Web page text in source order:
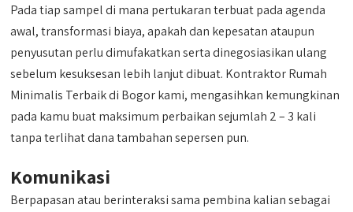
Pada tiap sampel di mana pertukaran terbuat pada agenda
awal, transformasi biaya, apakah dan kepesatan ataupun
penyusutan perlu dimufakatkan serta dinegosiasikan ulang
sebelum kesuksesan lebih lanjut dibuat. Kontraktor Rumah
Minimalis Terbaik di Bogor kami, mengasihkan kemungkinan
pada kamu buat maksimum perbaikan sejumlah 2 – 3 kali
tanpa terlihat dana tambahan sepersen pun.
Komunikasi
Berpapasan atau berinteraksi sama pembina kalian sebagai